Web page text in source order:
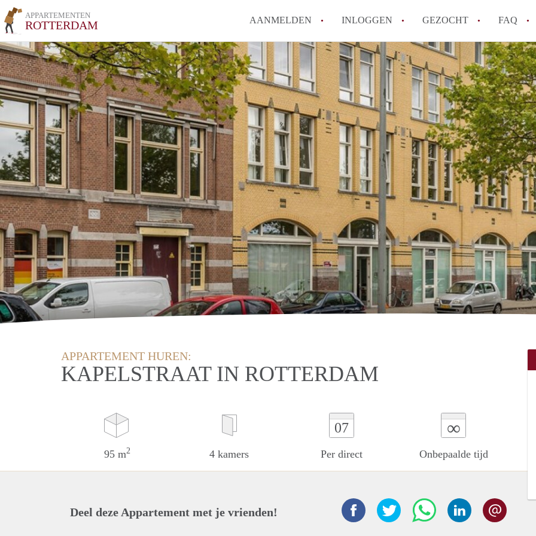
APPARTEMENTEN
ROTTERDAM AANMELDEN INLOGGEN GEZOCHT FAQ
How to translate AppartementRotterdam!
Wat is AppartementenRotterdam?
Hoeveel kost het om te reageren op een
Wat is de privacyverklaring van
Berekent AppartementenRotterdam
makelaarsvergoeding/
Alle veelgestelde vragen
APPARTEMENT HUREN:
KAPELSTRAAT IN ROTTERDAM
95 m2 4 kamers
07
Per direct
∞
Onbepaalde tijd
Deel deze Appartement met je vrienden!